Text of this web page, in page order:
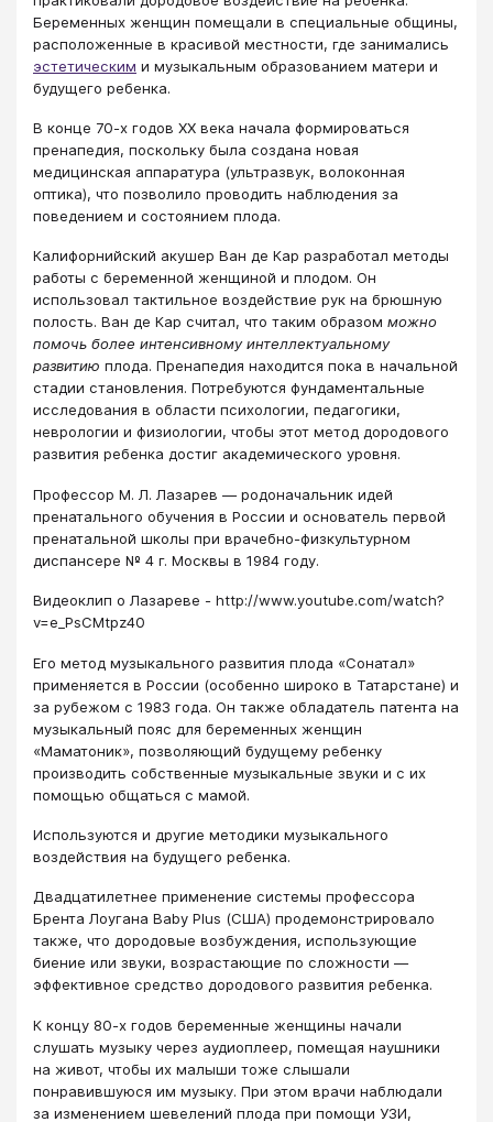
Беременных женщин помещали в специальные общины,
расположенные в красивой местности, где занимались
эстетическим и музыкальным образованием матери и
будущего ребенка.
В конце 70-х годов XX века начала формироваться
пренапедия, поскольку была создана новая
медицинская аппаратура (ультразвук, волоконная
оптика), что позволило проводить наблюдения за
поведением и состоянием плода.
Калифорнийский акушер Ван де Кар разработал методы
работы с беременной женщиной и плодом. Он
использовал тактильное воздействие рук на брюшную
полость. Ван де Кар считал, что таким образом можно
помочь более интенсивному интеллектуальному
развитию плода. Пренапедия находится пока в начальной
стадии становления. Потребуются фундаментальные
исследования в области психологии, педагогики,
неврологии и физиологии, чтобы этот метод дородового
развития ребенка достиг академического уровня.
Профессор М. Л. Лазарев — родоначальник идей
пренатального обучения в России и основатель первой
пренатальной школы при врачебно-физкультурном
диспансере № 4 г. Москвы в 1984 году.
Видеоклип о Лазареве - http://www.youtube.com/watch?
v=e_PsCMtpz40
Его метод музыкального развития плода «Сонатал»
применяется в России (особенно широко в Татарстане) и
за рубежом с 1983 года. Он также обладатель патента на
музыкальный пояс для беременных женщин
«Маматоник», позволяющий будущему ребенку
производить собственные музыкальные звуки и с их
помощью общаться с мамой.
Используются и другие методики музыкального
воздействия на будущего ребенка.
Двадцатилетнее применение системы профессора
Брента Лоугана Baby Plus (США) продемонстрировало
также, что дородовые возбуждения, использующие
биение или звуки, возрастающие по сложности —
эффективное средство дородового развития ребенка.
К концу 80-х годов беременные женщины начали
слушать музыку через аудиоплеер, помещая наушники
на живот, чтобы их малыши тоже слышали
понравившуюся им музыку. При этом врачи наблюдали
за изменением шевелений плода при помощи УЗИ,